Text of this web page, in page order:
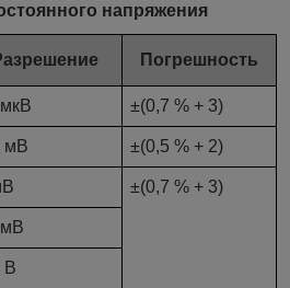
напряжения
Погрешность
±(0,7 % + 3)
мВ ±(0,5 % + 2)
±(0,7 % + 3)
В